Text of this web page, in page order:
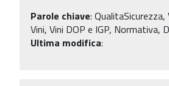
Parole chiave:
Vini, Vini DOP e IGP, Normativa,
Ultima modifica: